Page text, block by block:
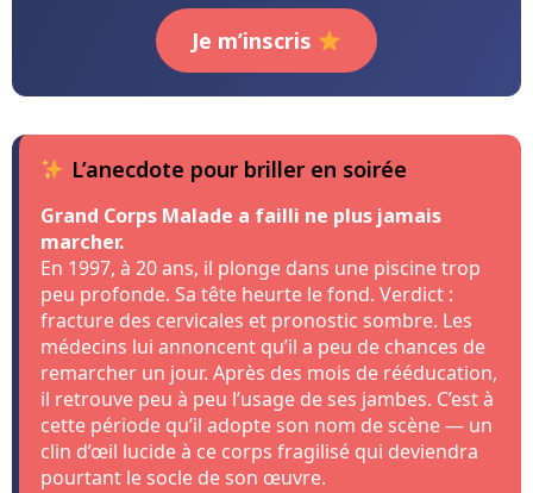
Je m’inscris
L’anecdote pour briller en soirée
Grand Corps Malade a failli ne plus jamais
marcher.
En 1997, à 20 ans, il plonge dans une piscine trop
peu profonde. Sa tête heurte le fond. Verdict :
fracture des cervicales et pronostic sombre. Les
médecins lui annoncent qu’il a peu de chances de
remarcher un jour. Après des mois de rééducation,
il retrouve peu à peu l’usage de ses jambes. C’est à
cette période qu’il adopte son nom de scène — un
clin d’œil lucide à ce corps fragilisé qui deviendra
pourtant le socle de son œuvre.